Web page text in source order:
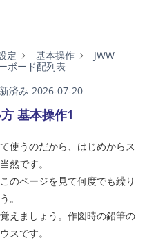
定 基本操作
JWW
ボード配列表
済み 2026-07-20
基本操作1
使うのだから、はじめからス
然です。
のページを見て何度でも繰り
。
えましょう。作図時の鉛筆の
スです。